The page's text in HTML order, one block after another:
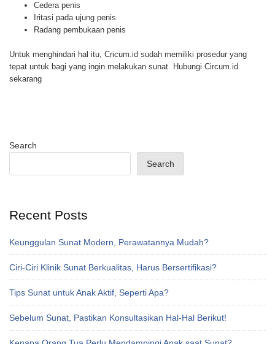
Cedera penis
Iritasi pada ujung penis
Radang pembukaan penis
Untuk menghindari hal itu, Cricum.id sudah memiliki prosedur yang
tepat untuk bagi yang ingin melakukan sunat. Hubungi Circum.id
sekarang
Search
Search
Recent Posts
Keunggulan Sunat Modern, Perawatannya Mudah?
Ciri-Ciri Klinik Sunat Berkualitas, Harus Bersertifikasi?
Tips Sunat untuk Anak Aktif, Seperti Apa?
Sebelum Sunat, Pastikan Konsultasikan Hal-Hal Berikut!